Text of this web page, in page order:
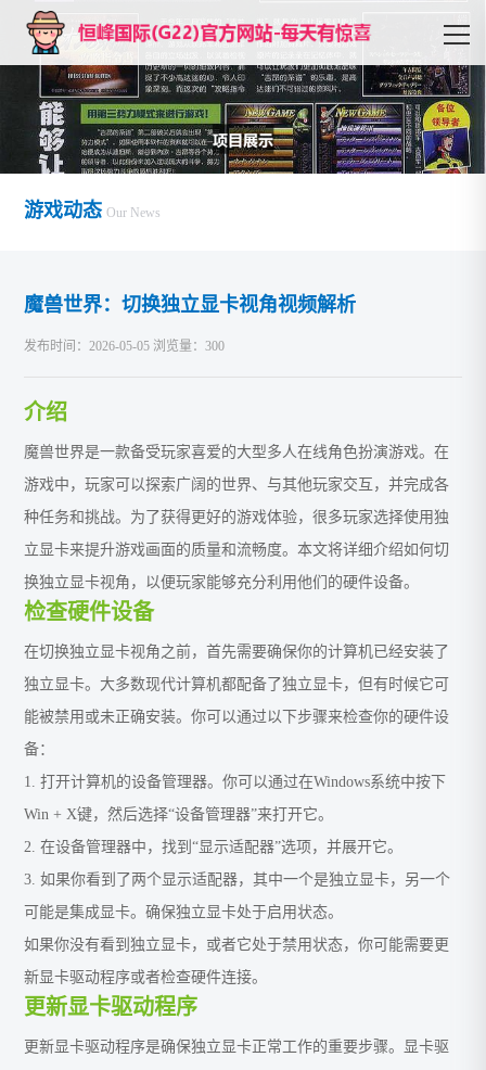
游戏动态 Our News
魔兽世界：切换独立显卡视角视频解析
发布时间：2026-05-05 浏览量：300
介绍
魔兽世界是一款备受玩家喜爱的大型多人在线角色扮演游戏。在
游戏中，玩家可以探索广阔的世界、与其他玩家交互，并完成各
种任务和挑战。为了获得更好的游戏体验，很多玩家选择使用独
立显卡来提升游戏画面的质量和流畅度。本文将详细介绍如何切
换独立显卡视角，以便玩家能够充分利用他们的硬件设备。
检查硬件设备
在切换独立显卡视角之前，首先需要确保你的计算机已经安装了
独立显卡。大多数现代计算机都配备了独立显卡，但有时候它可
能被禁用或未正确安装。你可以通过以下步骤来检查你的硬件设
备：
1. 打开计算机的设备管理器。你可以通过在Windows系统中按下
Win + X键，然后选择“设备管理器”来打开它。
2. 在设备管理器中，找到“显示适配器”选项，并展开它。
3. 如果你看到了两个显示适配器，其中一个是独立显卡，另一个
可能是集成显卡。确保独立显卡处于启用状态。
如果你没有看到独立显卡，或者它处于禁用状态，你可能需要更
新显卡驱动程序或者检查硬件连接。
更新显卡驱动程序
更新显卡驱动程序是确保独立显卡正常工作的重要步骤。显卡驱